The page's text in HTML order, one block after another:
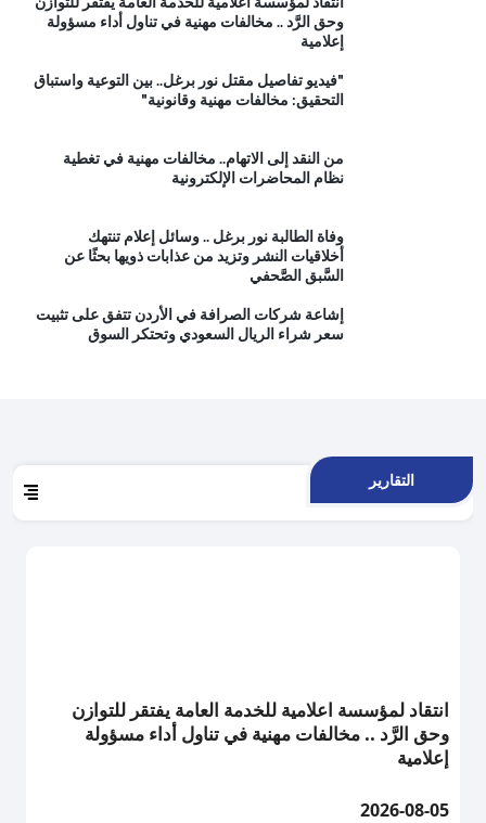
وحق الرَّد .. مخالفات مهنية في تناول أداء مسؤولة
إعلامية
"فيديو تفاصيل مقتل نور برغل.. بين التوعية واستباق
التحقيق: مخالفات مهنية وقانونية"
من النقد إلى الاتهام.. مخالفات مهنية في تغطية
نظام المحاضرات الإلكترونية
وفاة الطالبة نور برغل .. وسائل إعلام تنتهك
أخلاقيات النشر وتزيد من عذابات ذويها بحثًا عن
السَّبق الصَّحفي
إشاعة شركات الصرافة في الأردن تتفق على تثبيت
سعر شراء الريال السعودي وتحتكر السوق
التقارير
انتقاد لمؤسسة اعلامية للخدمة العامة يفتقر للتوازن
وحق الرَّد .. مخالفات مهنية في تناول أداء مسؤولة
إعلامية
2026-08-05